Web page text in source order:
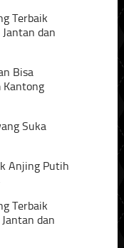
Terbaik
dan
Bisa
Kantong
Suka
Anjing Putih
Terbaik
dan